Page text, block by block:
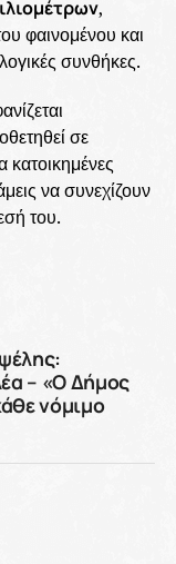
,
φαινομένου και
συνθήκες.
σε
κατοικημένες
να συνεχίζουν
του.
– «Ο Δήμος
νόμιμο